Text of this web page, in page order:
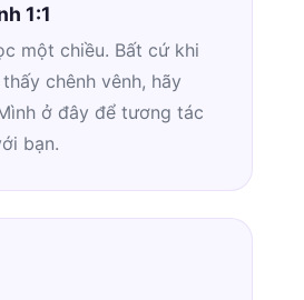
1:1
một chiều. Bất cứ khi
chênh vênh, hãy
ở đây để tương tác
bạn.